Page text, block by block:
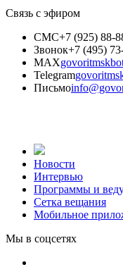
Связь с эфиром
СМС+7 (925) 88-
Звонок+7 (495)
MAX
Telegram
Письмо
Новости
Интервью
Программы и
Сетка вещания
Мобильное
Мы в соцсетях